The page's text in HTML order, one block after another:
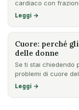
cardiaco con
che la…
Leggi →
Cuore: perché
delle donne
Se ti stai chiedendo
problemi di cuore
Leggi →